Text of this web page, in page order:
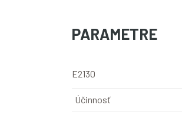
PARAMETRE
E2130
Účinnosť